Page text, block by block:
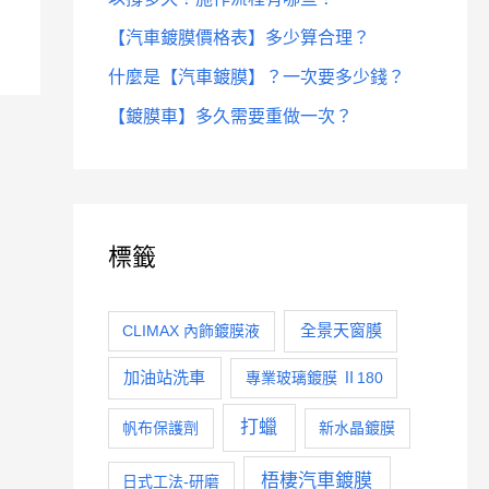
【汽車鍍膜價格表】多少算合理？
什麼是【汽車鍍膜】？一次要多少錢？
【鍍膜車】多久需要重做一次？
標籤
CLIMAX 內飾鍍膜液 全景天窗膜
加油站洗車 專業玻璃鍍膜 Ⅱ180
帆布保護劑 打蠟 新水晶鍍膜
日式工法-研磨 梧棲汽車鍍膜